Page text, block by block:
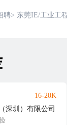
聘> 东莞IE/工业工
深圳）有限公司
16-20K